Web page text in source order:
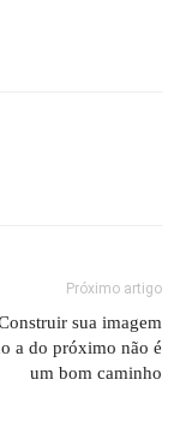
Próximo artigo
sua imagem
a do próximo não é
um bom caminho